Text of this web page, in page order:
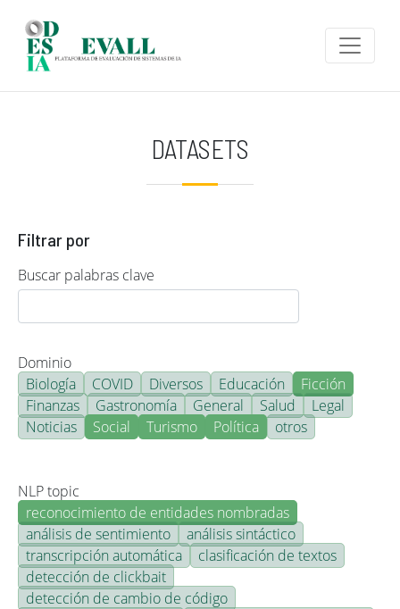
DATASETS
Filtrar por
Buscar palabras clave
Dominio
Biología
COVID Diversos Educación
Ficción
Finanzas
Gastronomía General Salud
Legal
Noticias
Social Turismo Política otros
NLP topic
reconocimiento de entidades nombradas
análisis de sentimiento
análisis sintáctico
transcripción automática
clasificación de textos
detección de clickbait
detección de cambio de código